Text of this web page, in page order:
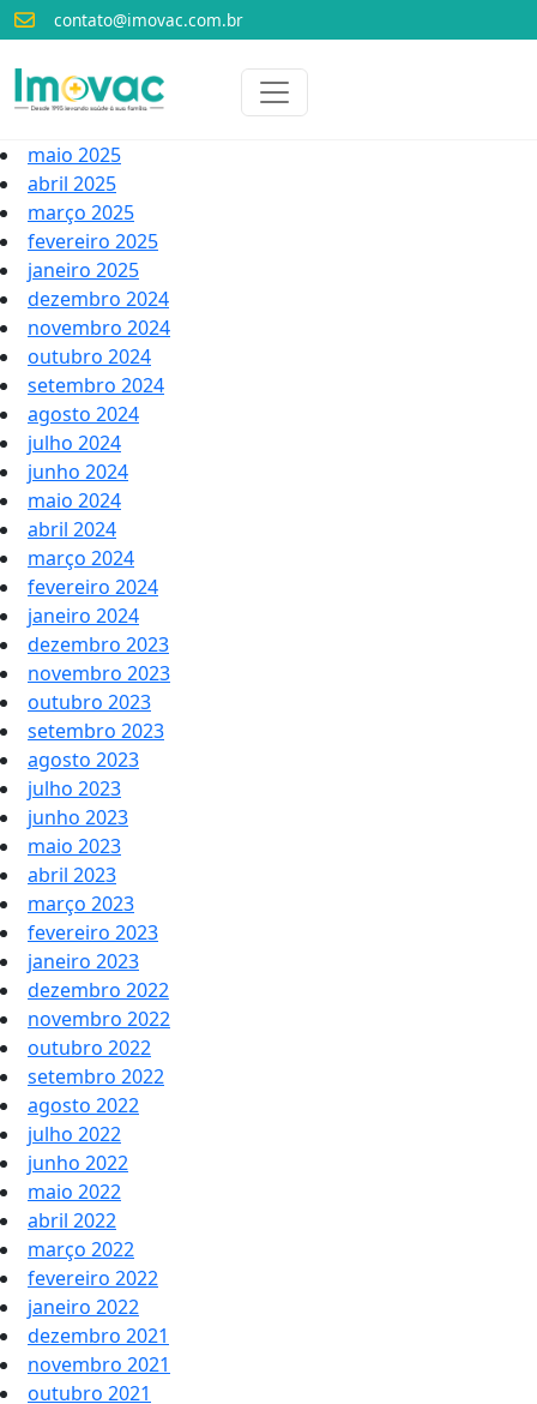
contato@imovac.com.br
Voltar para o início
maio 2025
abril 2025
março 2025
fevereiro 2025
janeiro 2025
dezembro 2024
novembro 2024
outubro 2024
setembro 2024
agosto 2024
julho 2024
junho 2024
maio 2024
abril 2024
março 2024
fevereiro 2024
janeiro 2024
dezembro 2023
novembro 2023
outubro 2023
setembro 2023
agosto 2023
julho 2023
junho 2023
maio 2023
abril 2023
março 2023
fevereiro 2023
janeiro 2023
dezembro 2022
novembro 2022
outubro 2022
setembro 2022
agosto 2022
julho 2022
junho 2022
maio 2022
abril 2022
março 2022
fevereiro 2022
janeiro 2022
dezembro 2021
novembro 2021
outubro 2021